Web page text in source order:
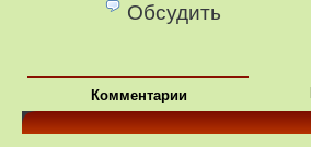
Обсудить
Комментарии